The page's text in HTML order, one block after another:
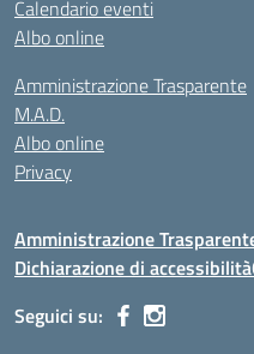
Calendario eventi
Albo online
Amministrazione Trasparente
M.A.D.
Albo online
Privacy
Amministrazione
Dichiarazione di accessibilità
Seguici su: